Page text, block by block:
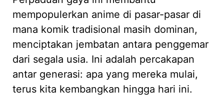
mempopulerkan anime di pasar-pasar di
mana komik tradisional masih dominan,
menciptakan jembatan antara penggemar
dari segala usia. Ini adalah percakapan
antar generasi: apa yang mereka mulai,
terus kita kembangkan hingga hari ini.